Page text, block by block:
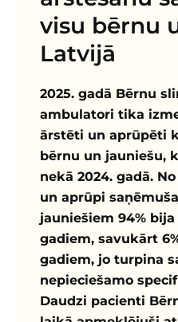
visu bērnu
Latvijā
2025. gadā Bērnu
ambulatori tika
ārstēti un aprūpēti
bērnu un jauniešu,
nekā 2024. gadā.
un aprūpi
jauniešiem 94%
gadiem, savukārt
gadiem, jo turpina
nepieciešamo
Daudzi pacienti